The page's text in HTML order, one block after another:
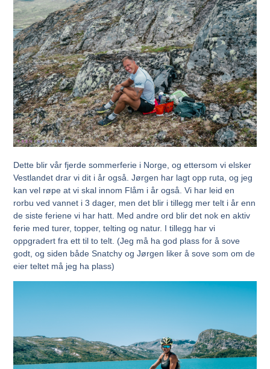
Dette blir vår fjerde sommerferie i Norge, og ettersom vi elsker
Vestlandet drar vi dit i år også. Jørgen har lagt opp ruta, og jeg
kan vel røpe at vi skal innom Flåm i år også. Vi har leid en
rorbu ved vannet i 3 dager, men det blir i tillegg mer telt i år enn
de siste feriene vi har hatt. Med andre ord blir det nok en aktiv
ferie med turer, topper, telting og natur. I tillegg har vi
oppgradert fra ett til to telt. (Jeg må ha god plass for å sove
godt, og siden både Snatchy og Jørgen liker å sove som om de
eier teltet må jeg ha plass)